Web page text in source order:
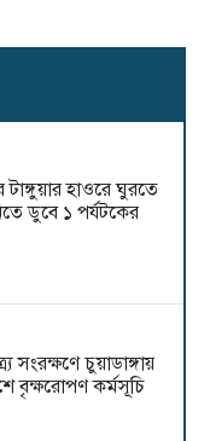
টাঙ্গুয়ার হাওরে ঘুরতে
ডুবে ১ পর্যটকের
সংরক্ষণে চুয়াডাঙ্গায়
বৃক্ষরোপণ কর্মসূচি